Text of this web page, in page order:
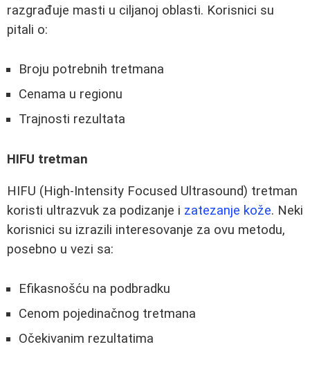
razgrađuje masti u ciljanoj oblasti. Korisnici su
pitali o:
Broju potrebnih tretmana
Cenama u regionu
Trajnosti rezultata
HIFU tretman
HIFU (High-Intensity Focused Ultrasound) tretman
koristi ultrazvuk za podizanje i zatezanje kože. Neki
korisnici su izrazili interesovanje za ovu metodu,
posebno u vezi sa:
Efikasnošću na podbradku
Cenom pojedinačnog tretmana
Očekivanim rezultatima